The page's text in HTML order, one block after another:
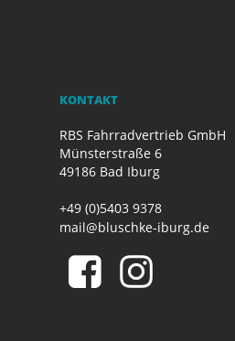
KONTAKT
RBS Fahrradvertrieb GmbH
Münsterstraße 6
49186 Bad Iburg
+49 (0)5403 9378
mail@bluschke-iburg.de